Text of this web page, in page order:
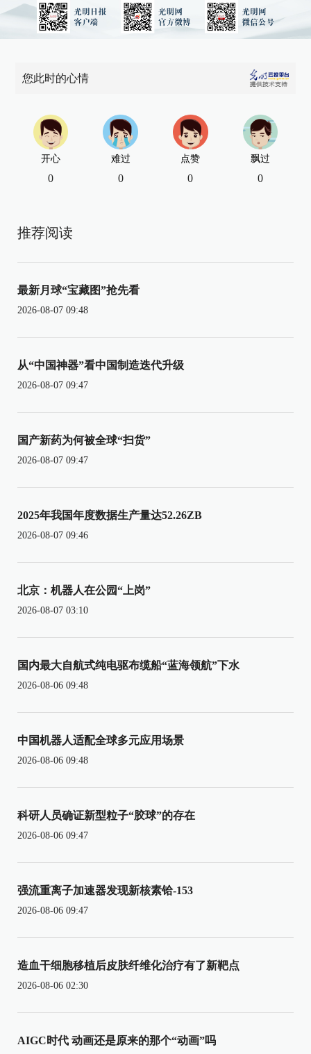
您此时的心情
开心
0
难过
0
点赞
0
飘过
0
推荐阅读
最新月球“宝藏图”抢先看
2026-08-07 09:48
从“中国神器”看中国制造迭代升级
2026-08-07 09:47
国产新药为何被全球“扫货”
2026-08-07 09:47
2025年我国年度数据生产量达52.26ZB
2026-08-07 09:46
北京：机器人在公园“上岗”
2026-08-07 03:10
国内最大自航式纯电驱布缆船“蓝海领航”下水
2026-08-06 09:48
中国机器人适配全球多元应用场景
2026-08-06 09:48
科研人员确证新型粒子“胶球”的存在
2026-08-06 09:47
强流重离子加速器发现新核素铪-153
2026-08-06 09:47
造血干细胞移植后皮肤纤维化治疗有了新靶点
2026-08-06 02:30
AIGC时代 动画还是原来的那个“动画”吗